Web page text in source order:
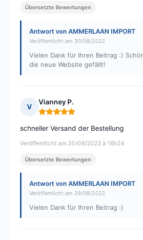
Übersetzte Bewertungen
Antwort von AMMERLAAN IMPORT
Veröffentlicht am 30/08/2022
Vielen Dank für Ihren Beitrag :)
die neue Website gefällt!
V
Vianney P.
Hinweis: 5 von 5
Veröffentlicht am 30/08/2022 à 16h24
schneller Versand der Bestellung
Übersetzte Bewertungen
Antwort von AMMERLAAN IMPORT
Veröffentlicht am 29/08/2022
Vielen Dank für Ihren Beitrag :)